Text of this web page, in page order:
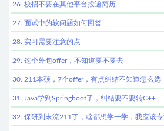
26. 校招不要在其他平台投递简历
27. 面试中的软问题如何回答
28. 实习需要注意的点
29. 这个外包offer，不知道要不要去
30. 211本硕，7个offer，有点纠结不知道怎么选
31. Java学到Springboot了，纠结要不要转C++
32. 保研到末流211了，啥都想学一学，我应该